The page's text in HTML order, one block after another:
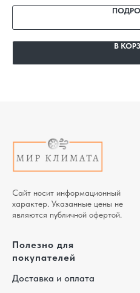
гарантия.
В
Сайт носит информационный
характер. Указанные цены не
являются публичной офертой.
Полезно для
покупателей
Доставка и оплата